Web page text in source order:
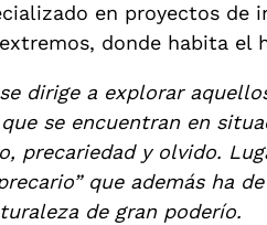
en proyectos
donde habita el
dirige a explorar
se encuentran en
precariedad y olvido.
que además ha de
de gran poderío.